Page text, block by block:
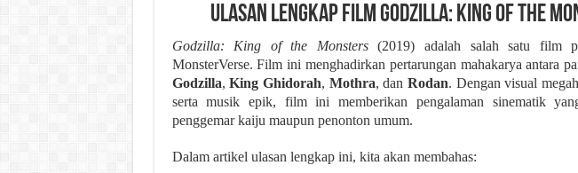
Ulasan Lengkap Film Godzilla: King of the
Godzilla: King of the Monsters(2019) adalah salah satu film
MonsterVerse. Film ini menghadirkan pertarungan mahakarya antara
Godzilla,King Ghidorah, Mothra, dan Rodan. Dengan visual
serta musik epik, film ini memberikan pengalaman sinematik
penggemar kaiju maupun penonton umum.
Dalam artikel ulasan lengkap ini, kita akan membahas: